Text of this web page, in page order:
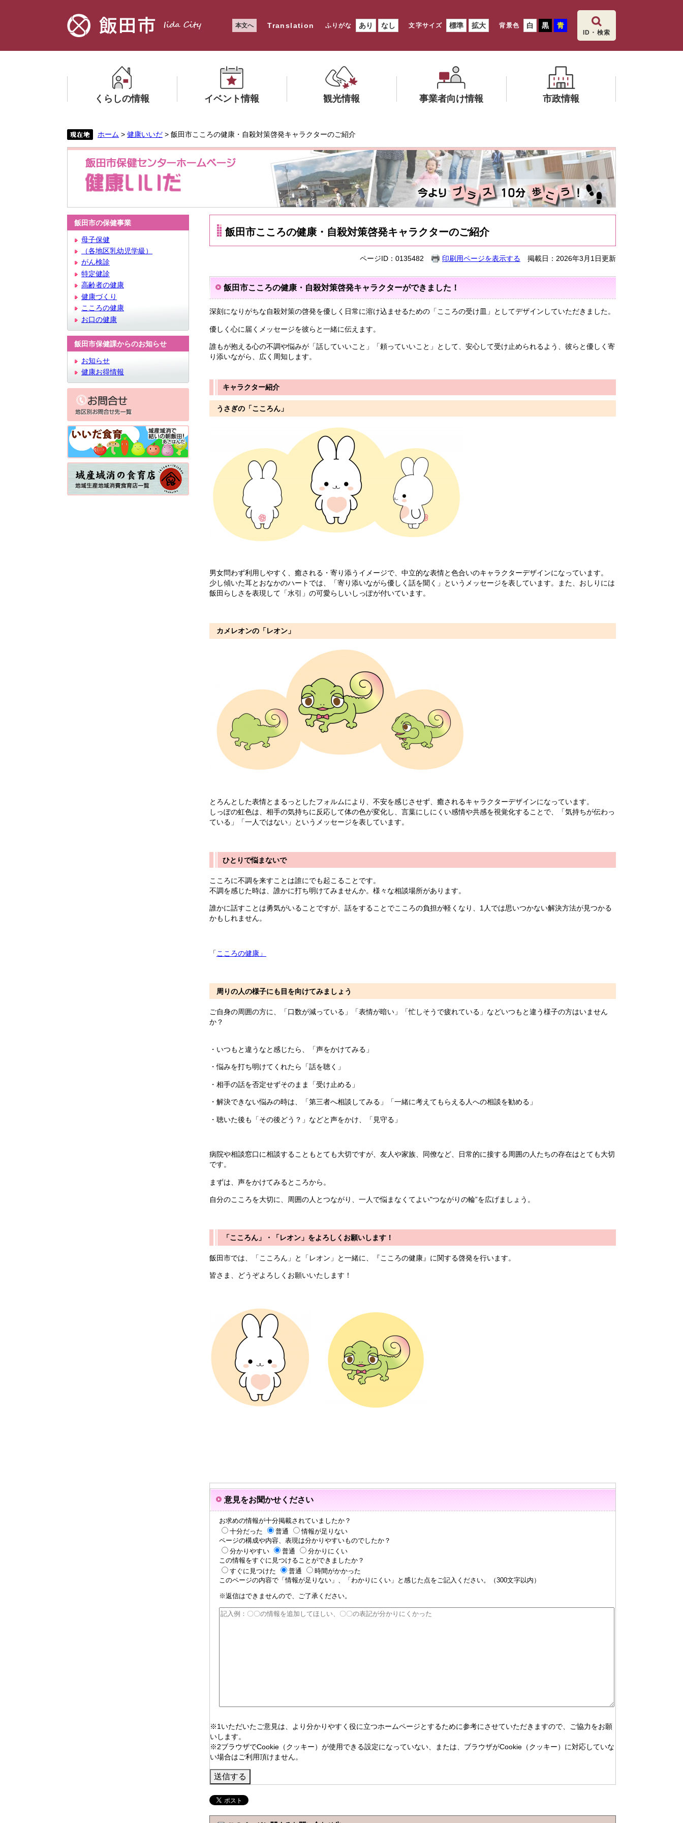
本文へ Translation ふりがな あり なし 文字サイズ 標準 拡大 背景色 白 黒 青
ID・検索
くらしの情報
メ
ニ
ら
イベント情報
メ
ニ
ュ
ー
を
ひ
ら
観光情報
メ
ニ
ー
を
ひ
ら
事業者向け情報
ニ
ュ
ー
を
ひ
ら
市政情報
ニ
ュ
ー
を
ひ
ら
ホーム > 健康いいだ > 飯田市こころの健康・自殺対策啓発キャラクターのご紹介
飯田市こころの健康・自殺対策啓発キャラクターのご紹介
ページID：0135482 印刷用ページを表示する 掲載日：2026年3月1日更新
飯田市こころの健康・自殺対策啓発キャラクターができました！
深刻になりがちな自殺対策の啓発を優しく日常に溶け込ませるための「こころの受け皿」としてデザインしていただきました。
優しく心に届くメッセージを彼らと一緒に伝えます。
誰もが抱える心の不調や悩みが「話していいこと」「頼っていいこと」として、安心して受け止められるよう、彼らと優しく寄
り添いながら、広く周知します。
キャラクター紹介
うさぎの「こころん」
男女問わず利用しやすく、癒される・寄り添うイメージで、中立的な表情と色合いのキャラクターデザインになっています。
少し傾いた耳とおなかのハートでは、「寄り添いながら優しく話を聞く」というメッセージを表しています。また、おしりには
飯田らしさを表現して「水引」の可愛らしいしっぽが付いています。
カメレオンの「レオン」
とろんとした表情とまるっとしたフォルムにより、不安を感じさせず、癒されるキャラクターデザインになっています。
しっぽの虹色は、相手の気持ちに反応して体の色が変化し、言葉にしにくい感情や共感を視覚化することで、「気持ちが伝わっ
ている」「一人ではない」というメッセージを表しています。
ひとりで悩まないで
こころに不調を来すことは誰にでも起こることです。
不調を感じた時は、誰かに打ち明けてみませんか。様々な相談場所があります。
誰かに話すことは勇気がいることですが、話をすることでこころの負担が軽くなり、1人では思いつかない解決方法が見つかる
かもしれません。
「 こころの健康」
周りの人の様子にも目を向けてみましょう
ご自身の周囲の方に、「口数が減っている」「表情が暗い」「忙しそうで疲れている」などいつもと違う様子の方はいません
か？
・いつもと違うなと感じたら、「声をかけてみる」
・悩みを打ち明けてくれたら「話を聴く」
・相手の話を否定せずそのまま「受け止める」
・解決できない悩みの時は、「第三者へ相談してみる」「一緒に考えてもらえる人への相談を勧める」
・聴いた後も「その後どう？」などと声をかけ、「見守る」
病院や相談窓口に相談することもとても大切ですが、友人や家族、同僚など、日常的に接する周囲の人たちの存在はとても大切
です。
まずは、声をかけてみるところから。
自分のこころを大切に、周囲の人とつながり、一人で悩まなくてよい"つながりの輪”を広げましょう。
「こころん」・「レオン」をよろしくお願いします！
飯田市では、「こころん」と「レオン」と一緒に、『こころの健康』に関する啓発を行います。
皆さま、どうぞよろしくお願いいたします！
意見をお聞かせください
お求めの情報が十分掲載されていましたか？
十分だった
普通
情報が足りない
ページの構成や内容、表現は分かりやすいものでしたか？
分かりやすい
普通
分かりにくい
この情報をすぐに見つけることができましたか？
すぐに見つけた
普通
時間がかかった
このページの内容で「情報が足りない」、「わかりにくい」と感じた点をご記入ください。（300文字以内）
※返信はできませんので、ご了承ください。
※1いただいたご意見は、より分かりやすく役に立つホームページとするために参考にさせていただきますので、ご協力をお願
いします。
※2ブラウザでCookie（クッキー）が使用できる設定になっていない、または、ブラウザがCookie（クッキー）に対応していな
い場合はご利用頂けません。
飯田市の保健事業
母子保健
（各地区乳幼児学級）
がん検診
特定健診
高齢者の健康
健康づくり
こころの健康
お口の健康
飯田市保健課からのお知らせ
お知らせ
健康お得情報